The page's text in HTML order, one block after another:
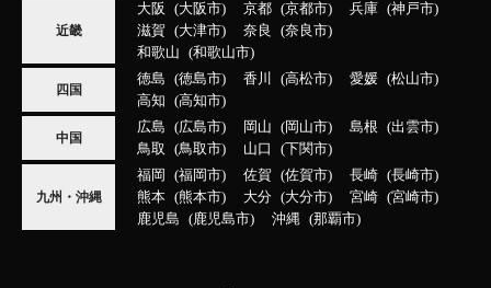
近畿
大阪 大阪市 京都 京都市 兵庫
神戸市
滋賀
大津市 奈良
奈良市
和歌山
和歌山市
四国
徳島 徳島市 香川 高松市 愛媛
松山市
高知
高知市
中国
広島 広島市 岡山 岡山市 島根
出雲市
鳥取
鳥取市 山口 下関市
九州・沖縄
福岡 福岡市 佐賀 佐賀市 長崎
長崎市
熊本
熊本市 大分 大分市 宮崎
宮崎市
鹿児島
鹿児島市 沖縄 那覇市